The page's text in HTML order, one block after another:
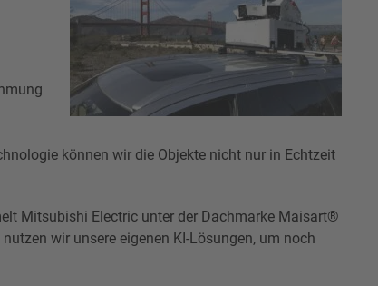
können wir die Objekte nicht nur in Echtzeit
Mitsubishi Electric unter der Dachmarke Maisart®
wir unsere eigenen KI-Lösungen, um noch